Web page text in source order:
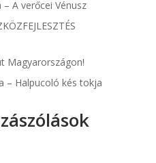
A verőcei Vénusz
Magyarországon!
– Halpucoló kés tokja